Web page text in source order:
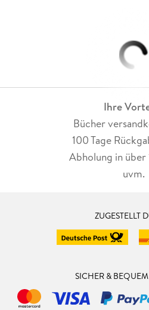
Ihre
Bücher
100 Tage
Abholung in über
uvm.
ZUGESTELLT
SICHER &